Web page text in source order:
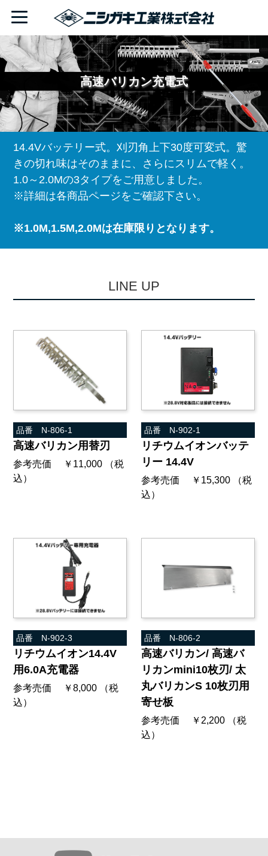
高速バリカン充電式
14.4Vバッテリー式。刈刃角上下30度可変式。驚
きの切れ味はそのままに、さらにスリムで軽く。
1.0～2.0Mの3タイプをご用意しました。
※詳細は各商品ページをご確認下さい。
※1.0M,1.5M,2.0Mは在庫限りとなります。
LINE UP
品番 N-806-1
高速バリカン用替刃
参考売価 ￥11,000 （税
込）
品番 N-902-1
リチウムイオンバッテ
リー 14.4V
参考売価 ￥15,300 （税
込）
品番 N-902-3
リチウムイオン14.4V
用6.0A充電器
参考売価 ￥8,000 （税
込）
品番 N-806-2
高速バリカン/ 高速バ
リカンmini10枚刃/ 太
丸バリカンS 10枚刃用
寄せ板
参考売価 ￥2,200 （税
込）